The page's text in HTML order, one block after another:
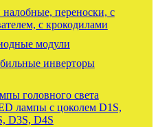
переноски, с
с крокодилами
модули
инверторы
головного света
лампы с цоколем D1S,
D3S, D4S